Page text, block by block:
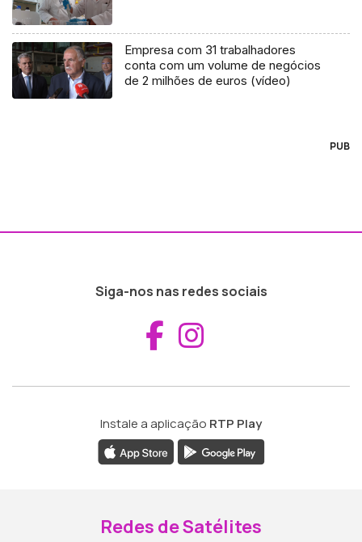
Empresa com 31 trabalhadores
conta com um volume de negócios
de 2 milhões de euros (vídeo)
PUB
Siga-nos nas redes sociais
Aceder ao
Instale a aplicação RTP Play
Redes de Satélites